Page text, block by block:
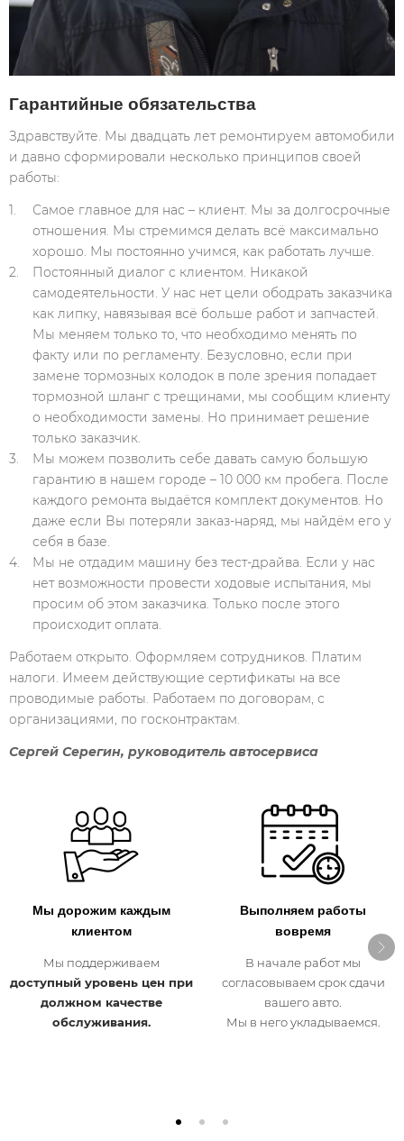
Гарантийные обязательства
Здравствуйте. Мы двадцать лет ремонтируем автомобили
и давно сформировали несколько принципов своей
работы:
Самое главное для нас – клиент. Мы за долгосрочные
отношения. Мы стремимся делать всё максимально
хорошо. Мы постоянно учимся, как работать лучше.
Постоянный диалог с клиентом. Никакой
самодеятельности. У нас нет цели ободрать заказчика
как липку, навязывая всё больше работ и запчастей.
Мы меняем только то, что необходимо менять по
факту или по регламенту. Безусловно, если при
замене тормозных колодок в поле зрения попадает
тормозной шланг с трещинами, мы сообщим клиенту
о необходимости замены. Но принимает решение
только заказчик.
Мы можем позволить себе давать самую большую
гарантию в нашем городе – 10 000 км пробега. После
каждого ремонта выдаётся комплект документов. Но
даже если Вы потеряли заказ-наряд, мы найдём его у
себя в базе.
Мы не отдадим машину без тест-драйва. Если у нас
нет возможности провести ходовые испытания, мы
просим об этом заказчика. Только после этого
происходит оплата.
Работаем открыто. Оформляем сотрудников. Платим
налоги. Имеем действующие сертификаты на все
проводимые работы. Работаем по договорам, с
организациями, по госконтрактам.
Сергей Серегин, руководитель автосервиса
Мы дорожим каждым
клиентом
Мы поддерживаем
доступный уровень цен при
должном качестве
обслуживания.
Выполняем работы
вовремя
В начале работ мы
согласовываем срок сдачи
вашего авто.
Мы в него укладываемся.